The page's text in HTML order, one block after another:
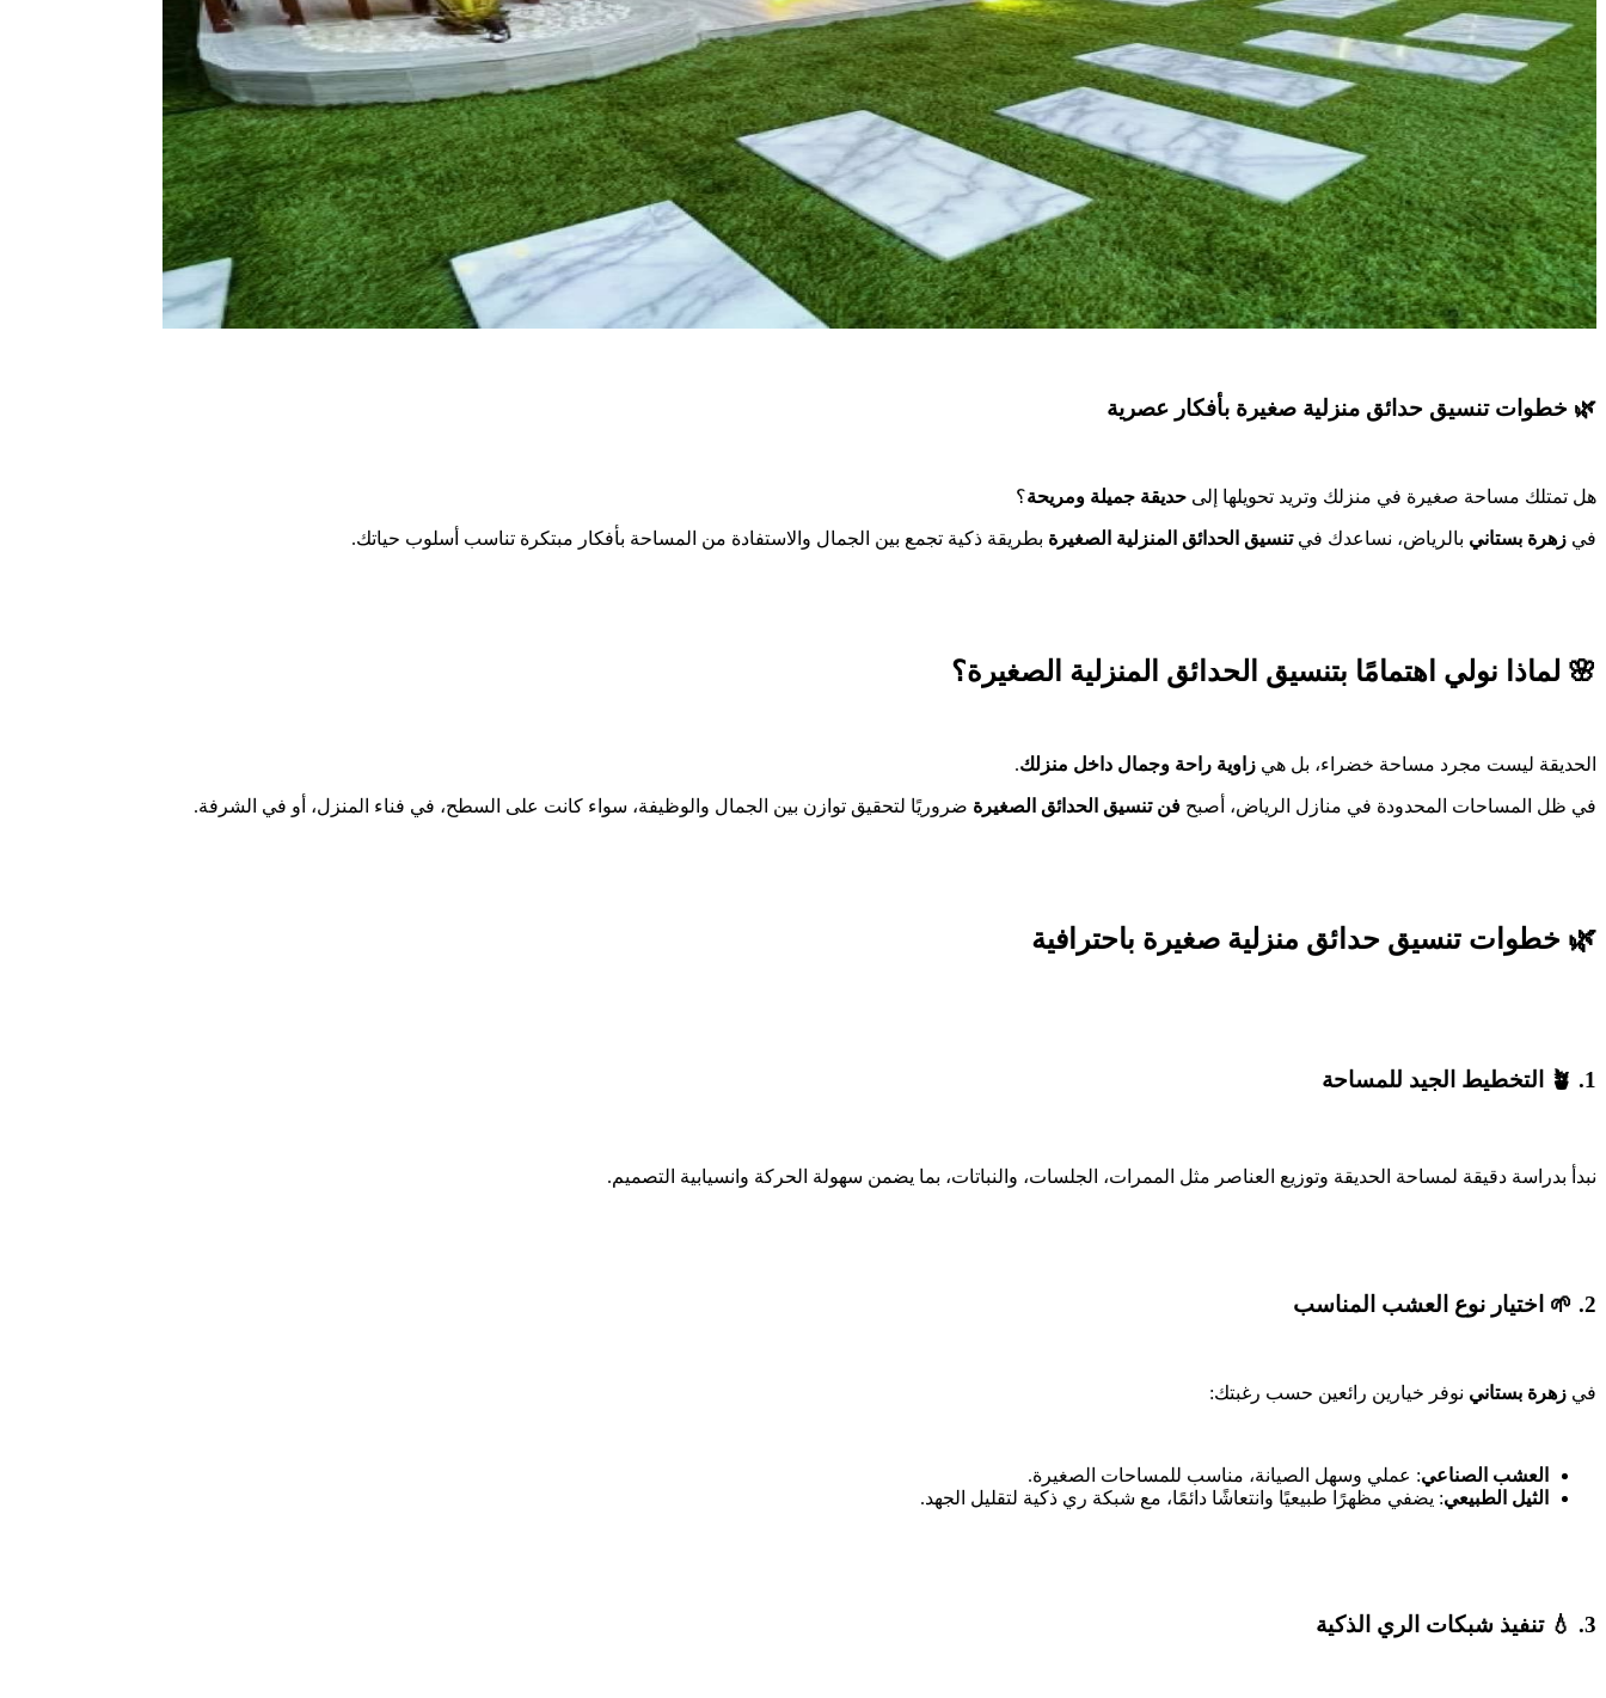
🌿 خطوات تنسيق حدائق منزلية صغيرة بأفكار عصرية
هل تمتلك مساحة صغيرة في منزلك وتريد تحويلها إلى حديقة جميلة ومريحة؟
في زهرة بستاني بالرياض، نساعدك فيتنسيق الحدائق المنزلية الصغيرة بطريقة ذكية تجمع بين الجمال والاستفادة من المساحة بأفكار مبتكرة تناسب أسلوب حياتك.
🌸 لماذا نولي اهتمامًا بتنسيق الحدائق المنزلية الصغيرة؟
الحديقة ليست مجرد مساحة خضراء، بل هي زاوية راحة وجمال داخل منزلك.
في ظل المساحات المحدودة في منازل الرياض، أصبح فن تنسيق الحدائق الصغيرة ضروريًا لتحقيق توازن بين الجمال والوظيفة، سواء كانت على السطح، في فناء المنزل، أو في الشرفة.
🌿 خطوات تنسيق حدائق منزلية صغيرة باحترافية
1. 🪴 التخطيط الجيد للمساحة
نبدأ بدراسة دقيقة لمساحة الحديقة وتوزيع العناصر مثل الممرات، الجلسات، والنباتات، بما يضمن سهولة الحركة وانسيابية التصميم.
2. 🌱 اختيار نوع العشب المناسب
في زهرة بستاني نوفر خيارين رائعين حسب رغبتك:
العشب الصناعي: عملي وسهل الصيانة، مناسب للمساحات الصغيرة.
الثيل الطبيعي: يضفي مظهرًا طبيعيًا وانتعاشًا دائمًا، مع شبكة ري ذكية لتقليل الجهد.
3. 💧 تنفيذ شبكات الري الذكية